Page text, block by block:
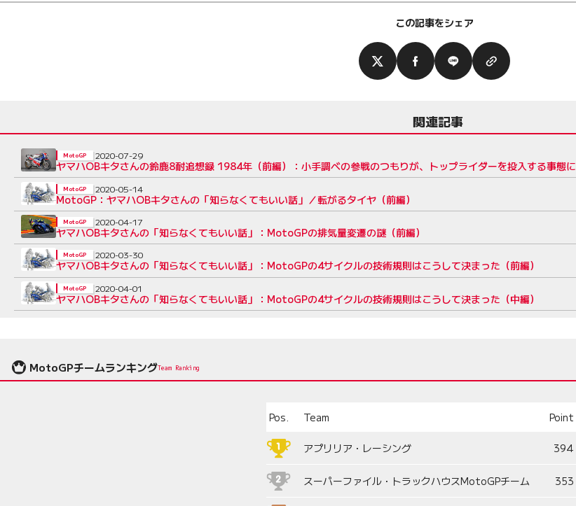
この記事をシェア
関連記事
ヤマハOBキタさんの鈴鹿8耐追想録 1984年（前編）：小手調べの参戦のつもりが、トップライダーを投入する事態に
MotoGP 2020-07-29
MotoGP：ヤマハOBキタさんの「知らなくてもいい話」／転がるタイヤ（前編）
MotoGP 2020-05-14
ヤマハOBキタさんの「知らなくてもいい話」：MotoGPの排気量変遷の謎（前編）
MotoGP 2020-04-17
ヤマハOBキタさんの「知らなくてもいい話」：MotoGPの4サイクルの技術規則はこうして決まった（前編）
MotoGP 2020-03-30
ヤマハOBキタさんの「知らなくてもいい話」：MotoGPの4サイクルの技術規則はこうして決まった（中編）
MotoGP 2020-04-01
MotoGPチームランキングTeam Ranking
Pos. Team Point
アプリリア・レーシング 394
スーパーファイル・トラックハウスMotoGPチーム 353